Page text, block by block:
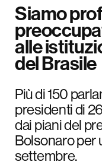
Siamo
alle
del Brasile
Più di 150
presidenti di
dai piani del
Bolsonaro per
settembre.